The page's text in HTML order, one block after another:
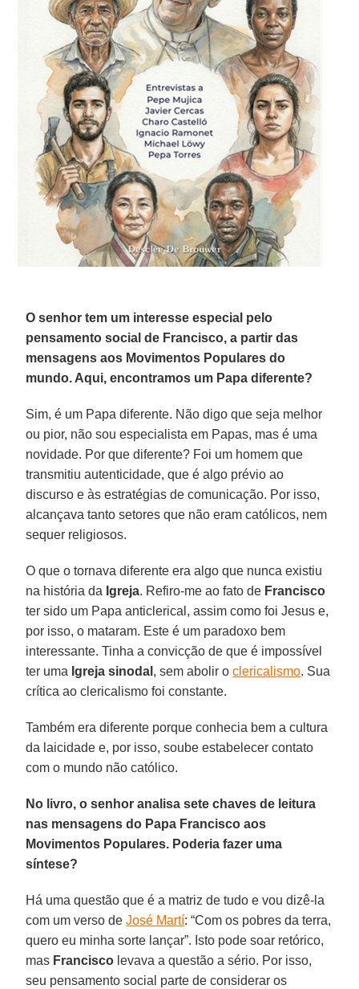
O senhor tem um interesse especial pelo
pensamento social de Francisco, a partir das
mensagens aos Movimentos Populares do
mundo. Aqui, encontramos um Papa diferente?
Sim, é um Papa diferente. Não digo que seja melhor
ou pior, não sou especialista em Papas, mas é uma
novidade. Por que diferente? Foi um homem que
transmitiu autenticidade, que é algo prévio ao
discurso e às estratégias de comunicação. Por isso,
alcançava tanto setores que não eram católicos, nem
sequer religiosos.
O que o tornava diferente era algo que nunca existiu
na história da Igreja. Refiro-me ao fato de Francisco
ter sido um Papa anticlerical, assim como foi Jesus e,
por isso, o mataram. Este é um paradoxo bem
interessante. Tinha a convicção de que é impossível
ter uma Igreja sinodal , sem abolir oclericalismo. Sua
crítica ao clericalismo foi constante.
Também era diferente porque conhecia bem a cultura
da laicidade e, por isso, soube estabelecer contato
com o mundo não católico.
No livro, o senhor analisa sete chaves de leitura
nas mensagens do Papa Francisco aos
Movimentos Populares. Poderia fazer uma
síntese?
Há uma questão que é a matriz de tudo e vou dizê-la
com um verso deJosé Martí: “Com os pobres da terra,
quero eu minha sorte lançar”. Isto pode soar retórico,
mas Francisco levava a questão a sério. Por isso,
seu pensamento social parte de considerar os